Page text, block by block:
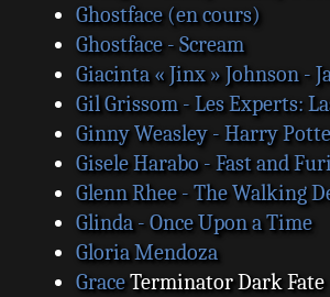
Ghostface (en cours)
Ghostface - Scream
Giacinta « Jinx » Johnson -
Gil Grissom - Les Experts:
Ginny Weasley - Harry
Gisele Harabo - Fast and
Glenn Rhee - The Walking
Glinda - Once Upon a Time
Gloria Mendoza
GraceTerminator Dark Fate